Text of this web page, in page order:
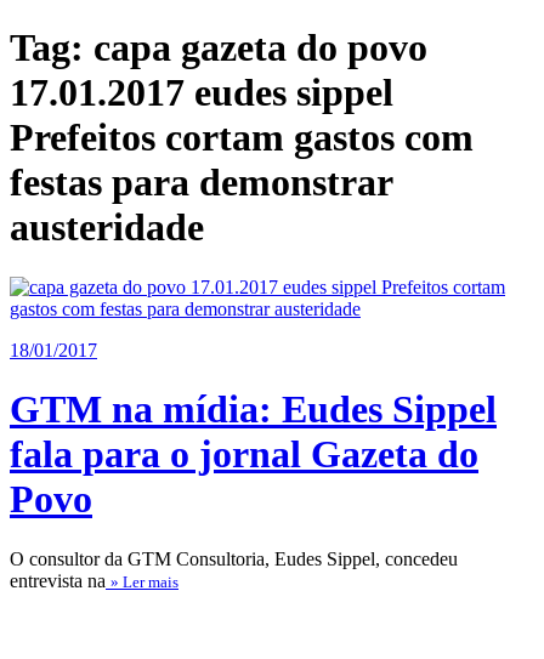
Tag: capa gazeta do povo
17.01.2017 eudes sippel
Prefeitos cortam gastos com
festas para demonstrar
austeridade
18/01/2017
GTM na mídia: Eudes Sippel
fala para o jornal Gazeta do
Povo
O consultor da GTM Consultoria, Eudes Sippel, concedeu
entrevista na » Ler mais